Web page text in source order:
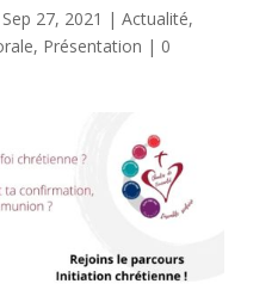
Sep 27, 2021 | Actualité,
, Présentation | 0